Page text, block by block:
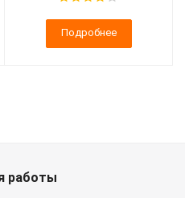
Подробнее
работы